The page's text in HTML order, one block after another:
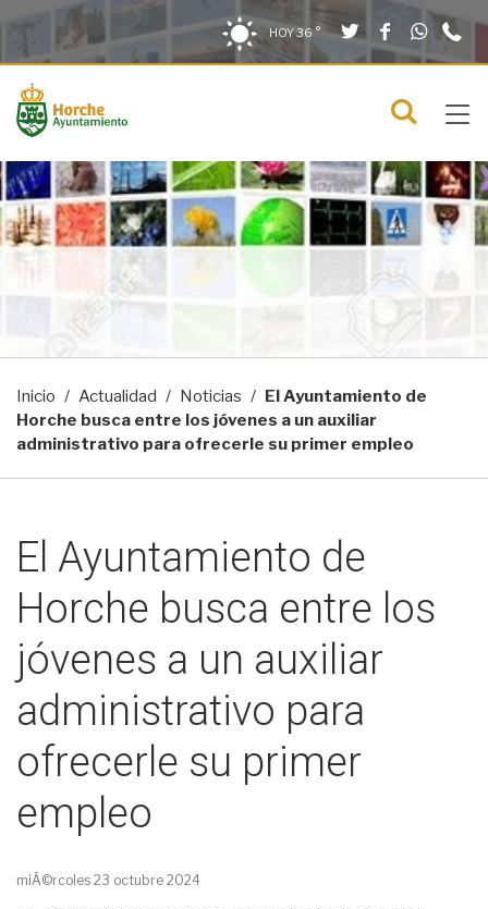
Saltar al contenido
Saltar a la navegación
Información de contacto HOY36 ° TwitterFacebook
menú
Inicio Actualidad Noticias
El Ayuntamiento de
Horche busca entre los jóvenes a un auxiliar
administrativo para ofrecerle su primer empleo
El Ayuntamiento de
Horche busca entre los
jóvenes a un auxiliar
administrativo para
ofrecerle su primer
empleo
miÃ©rcoles 23 octubre 2024